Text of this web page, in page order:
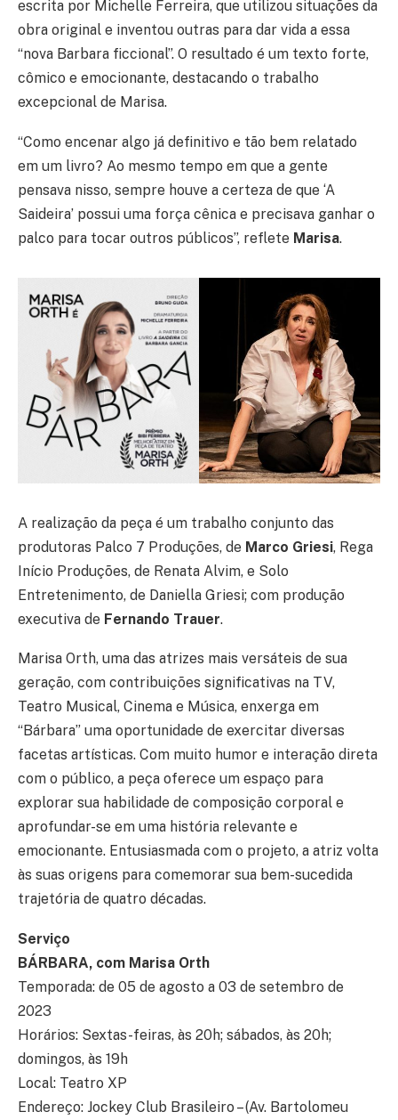
escrita por Michelle Ferreira, que utilizou situações da
obra original e inventou outras para dar vida a essa
“nova Barbara ficcional”. O resultado é um texto forte,
cômico e emocionante, destacando o trabalho
excepcional de Marisa.
“Como encenar algo já definitivo e tão bem relatado
em um livro? Ao mesmo tempo em que a gente
pensava nisso, sempre houve a certeza de que ‘A
Saideira’ possui uma força cênica e precisava ganhar o
palco para tocar outros públicos”, reflete Marisa.
A realização da peça é um trabalho conjunto das
produtoras Palco 7 Produções, de Marco Griesi, Rega
Início Produções, de Renata Alvim, e Solo
Entretenimento, de Daniella Griesi; com produção
executiva de Fernando Trauer.
Marisa Orth, uma das atrizes mais versáteis de sua
geração, com contribuições significativas na TV,
Teatro Musical, Cinema e Música, enxerga em
“Bárbara” uma oportunidade de exercitar diversas
facetas artísticas. Com muito humor e interação direta
com o público, a peça oferece um espaço para
explorar sua habilidade de composição corporal e
aprofundar-se em uma história relevante e
emocionante. Entusiasmada com o projeto, a atriz volta
às suas origens para comemorar sua bem-sucedida
trajetória de quatro décadas.
Serviço
BÁRBARA, com Marisa Orth
Temporada: de 05 de agosto a 03 de setembro de
2023
Horários: Sextas-feiras, às 20h; sábados, às 20h;
domingos, às 19h
Local: Teatro XP
Endereço: Jockey Club Brasileiro – (Av. Bartolomeu